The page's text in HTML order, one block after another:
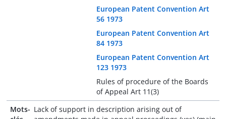
European Patent Convention Art
56 1973
European Patent Convention Art
84 1973
European Patent Convention Art
123 1973
Rules of procedure of the Boards
of Appeal Art 11(3)
Mots- Lack of support in description arising out of